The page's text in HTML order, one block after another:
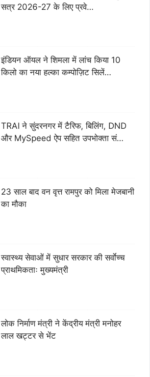
सत्र 2026-27 के लिए प्रवे…
इंडियन ऑयल ने शिमला में लांच किया 10
किलो का नया हल्का कम्पोज़िट सिलें…
TRAI ने सुंदरनगर में टैरिफ, बिलिंग, DND
और MySpeed ऐप सहित उपभोक्ता सं…
23 साल बाद वन वृत्त रामपुर को मिला मेजबानी
का मौका
स्वास्थ्य सेवाओं में सुधार सरकार की सर्वाेच्च
प्राथमिकताः मुख्यमंत्री
लोक निर्माण मंत्री ने केंद्रीय मंत्री मनोहर
लाल खट्टर से भेंट